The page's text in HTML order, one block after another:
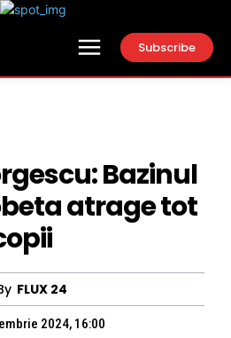
Subscribe
Bazinul
atrage tot
FLUX 24
2024, 16:00